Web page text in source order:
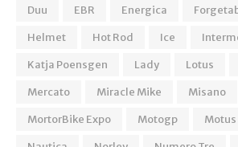
Duu EBR Energica
Helmet
Hot Rod Ice
Katja Poensgen
Lady Lotus
Mercato
Miracle Mike Misano
MortorBike Expo
Motogp Motus